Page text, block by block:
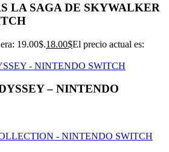
LA SAGA DE SKYWALKER
19.00$.18.00$El precio actual es:
– NINTENDO